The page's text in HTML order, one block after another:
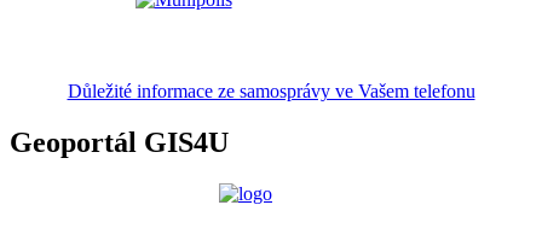
Důležité informace ze samosprávy ve Vašem telefonu
Geoportál GIS4U